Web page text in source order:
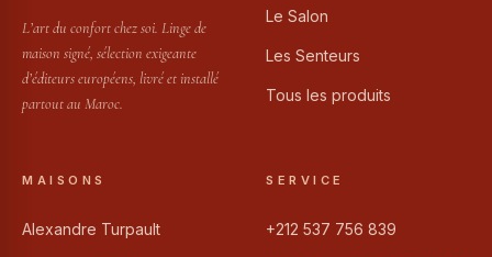
L’art du confort chez soi. Linge de
maison signé, sélection exigeante
d’éditeurs européens, livré et installé
partout au Maroc.
Le Salon
Les Senteurs
Tous les produits
MAISONS
Alexandre Turpault
SERVICE
+212 537 756 839